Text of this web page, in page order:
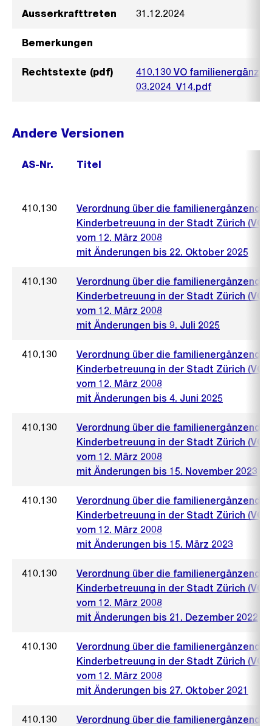
Ausserkrafttreten 31.12.2024
Bemerkungen
Rechtstexte (pdf)
410.130 VO
03.2024_V14.pdf
Andere Versionen
AS-Nr. Titel
410.130
Verordnung über die familienergänzende
Kinderbetreuung in der Stadt Zürich (VO
vom 12. März 2008
mit Änderungen bis 22. Oktober 2025
410.130
Verordnung über die familienergänzende
Kinderbetreuung in der Stadt Zürich (VO
vom 12. März 2008
mit Änderungen bis 9. Juli 2025
410.130
Verordnung über die familienergänzende
Kinderbetreuung in der Stadt Zürich (VO
vom 12. März 2008
mit Änderungen bis 4. Juni 2025
410.130
Verordnung über die familienergänzende
Kinderbetreuung in der Stadt Zürich (VO
vom 12. März 2008
mit Änderungen bis 15. November 2023
410.130
Verordnung über die familienergänzende
Kinderbetreuung in der Stadt Zürich (VO
vom 12. März 2008
mit Änderungen bis 15. März 2023
410.130
Verordnung über die familienergänzende
Kinderbetreuung in der Stadt Zürich (VO
vom 12. März 2008
mit Änderungen bis 21. Dezember 2022
410.130
Verordnung über die familienergänzende
Kinderbetreuung in der Stadt Zürich (VO
vom 12. März 2008
mit Änderungen bis 27. Oktober 2021
410.130
Verordnung über die familienergänzende